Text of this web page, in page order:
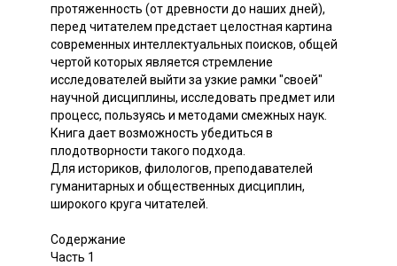
протяженность (от древности до наших дней),
перед читателем предстает целостная картина
современных интеллектуальных поисков, общей
чертой которых является стремление
исследователей выйти за узкие рамки "своей"
научной дисциплины, исследовать предмет или
процесс, пользуясь и методами смежных наук.
Книга дает возможность убедиться в
плодотворности такого подхода.
Для историков, филологов, преподавателей
гуманитарных и общественных дисциплин,
широкого круга читателей.
Содержание
Часть 1